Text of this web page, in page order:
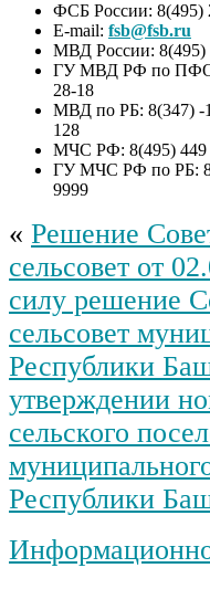
ФСБ России: 8(495)
E-mail: fsb@fsb.ru
МВД России: 8(495)
ГУ МВД РФ по ПФО:
28-18
МВД по РБ: 8(347) -
128
МЧС РФ: 8(495) 449
ГУ МЧС РФ по РБ:
9999
« Решение
сельсовет от
силу решение
сельсовет
Республики
утверждении
сельского
Республики